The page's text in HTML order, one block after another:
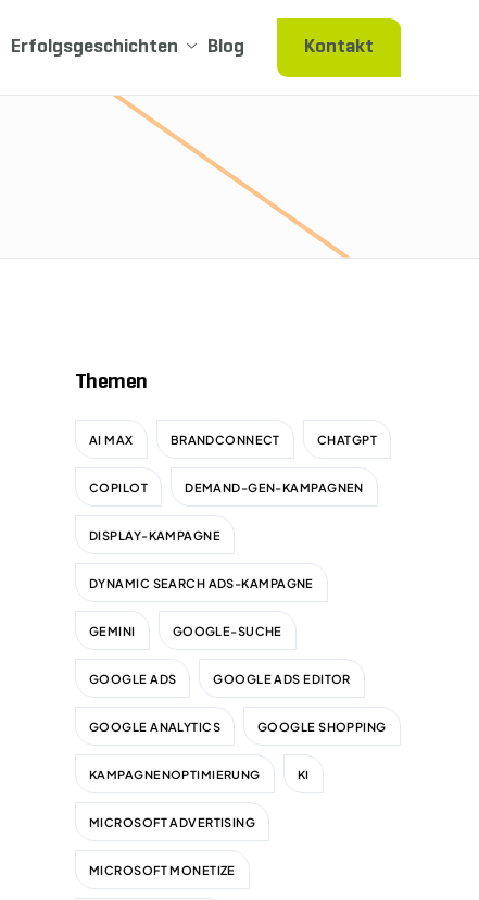
Erfolgsgeschichten Blog Kontakt
Themen
AI MAX BRANDCONNECT CHATGPT
COPILOT DEMAND-GEN-KAMPAGNEN
DISPLAY-KAMPAGNE
DYNAMIC SEARCH ADS-KAMPAGNE
GEMINI GOOGLE-SUCHE
GOOGLE ADS GOOGLE ADS EDITOR
GOOGLE ANALYTICS GOOGLE SHOPPING
KAMPAGNENOPTIMIERUNG KI
MICROSOFT ADVERTISING
MICROSOFT MONETIZE